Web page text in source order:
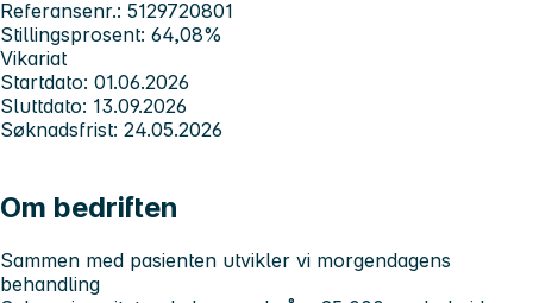
Referansenr.: 5129720801
Stillingsprosent: 64,08%
Vikariat
Startdato: 01.06.2026
Sluttdato: 13.09.2026
Søknadsfrist: 24.05.2026
Om bedriften
Sammen med pasienten utvikler vi morgendagens
behandling